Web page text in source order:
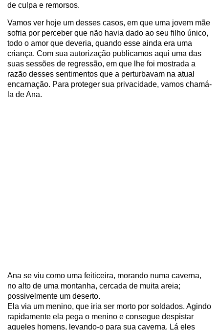
de culpa e remorsos.
Vamos ver hoje um desses casos, em que uma jovem mãe
sofria por perceber que não havia dado ao seu filho único,
todo o amor que deveria, quando esse ainda era uma
criança. Com sua autorização publicamos aqui uma das
suas sessões de regressão, em que lhe foi mostrada a
razão desses sentimentos que a perturbavam na atual
encarnação. Para proteger sua privacidade, vamos chamá-
la de Ana.
Ana se viu como uma feiticeira, morando numa caverna,
no alto de uma montanha, cercada de muita areia;
possivelmente um deserto.
Ela via um menino, que iria ser morto por soldados. Agindo
rapidamente ela pega o menino e consegue despistar
aqueles homens, levando-o para sua caverna. Lá eles